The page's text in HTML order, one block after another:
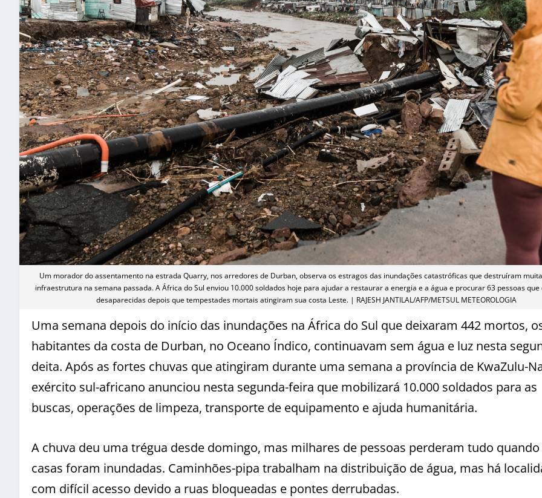
Um morador do assentamento na estrada Quarry, nos arredores de Durban, observa os estragos das inundações catastróficas que destruíram
infraestrutura na semana passada. A África do Sul enviou 10.000 soldados hoje para ajudar a restaurar a energia e a água e procurar 63 pessoas
desaparecidas depois que tempestades mortais atingiram sua costa Leste. | RAJESH JANTILAL/AFP/METSUL METEOROLOGIA
Uma semana depois do início das inundações na África do Sul que deixaram 442 mortos,
habitantes da costa de Durban, no Oceano Índico, continuavam sem água e luz nesta
deita. Após as fortes chuvas que atingiram durante uma semana a província de KwaZulu-
exército sul-africano anunciou nesta segunda-feira que mobilizará 10.000 soldados para as
buscas, operações de limpeza, transporte de equipamento e ajuda humanitária.
A chuva deu uma trégua desde domingo, mas milhares de pessoas perderam tudo quando
casas foram inundadas. Caminhões-pipa trabalham na distribuição de água, mas há
com difícil acesso devido a ruas bloqueadas e pontes derrubadas.